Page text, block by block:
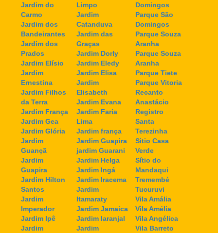
Jardim do
Carmo
Jardim dos
Bandeirantes
Jardim dos
Prados
Jardim Elísio
Jardim
Ernestina
Jardim Filhos
da Terra
Jardim França
Jardim Gea
Jardim Glória
Jardim
Guançã
Jardim
Guapira
Jardim Hilton
Santos
Jardim
Imperador
Jardim Ipê
Jardim
Limpo
Jardim
Catanduva
Jardim das
Graças
Jardim Dorly
Jardim Eledy
Jardim Elisa
Jardim
Elisabeth
Jardim Evana
Jardim Faria
Lima
Jardim frança
Jardim Guapira
jardim Guarani
Jardim Helga
Jardim Ingá
Jardim Iracema
Jardim
Itamaraty
Jardim Jamaica
Jardim laranjal
Jardim
Domingos
Parque São
Domingos
Parque Souza
Aranha
Parque Souza
Aranha
Parque Tiete
Parque Vitoria
Recanto
Anastácio
Registro
Santa
Terezinha
Sitio Casa
Verde
Sítio do
Mandaqui
Tremembé
Tucuruvi
Vila Amália
Vila Amélia
Vila Angélica
Vila Barreto